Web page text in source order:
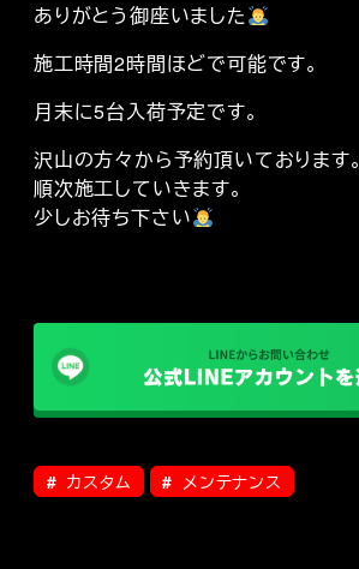
ありがとう御座いました
施工時間2時間ほどで可能です。
月末に5台入荷予定です。
沢山の方々から予約頂いております。
順次施工していきます。
少しお待ち下さい
カスタム メンテナンス